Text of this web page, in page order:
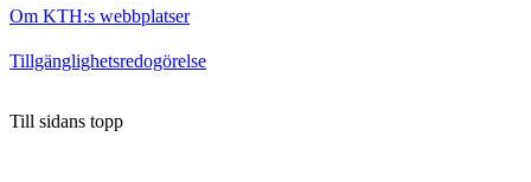
Om KTH:s webbplatser
Tillgänglighetsredogörelse
Till sidans topp